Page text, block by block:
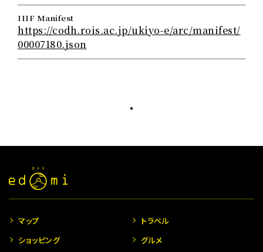
IIIF Manifest
https://codh.rois.ac.jp/ukiyo-e/arc/manifest/
00007180.json
マップ
トラベル
ショッピング
グルメ